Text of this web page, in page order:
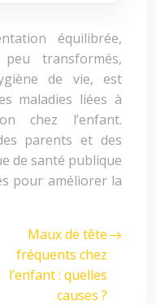
équilibrée,
transformés,
de vie, est
maladies liées à
chez l’enfant.
parents et des
de santé publique
pour améliorer la
Maux de tête
fréquents chez
l’enfant : quelles
causes ?